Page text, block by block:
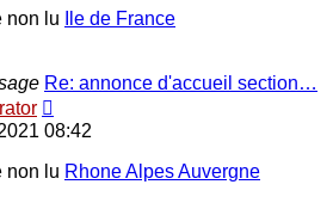
Ile de France
Re: annonce d'accueil section…
le
message
08:42
Rhone Alpes Auvergne